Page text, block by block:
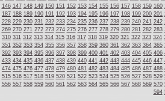
146 147 148 149 150 151 152 153 154 155 156 157 158 159 160
187 188 189 190 191 192 193 194 195 196 197 198 199 200 201
228 229 230 231 232 233 234 235 236 237 238 239 240 241 242
269 270 271 272 273 274 275 276 277 278 279 280 281 282 283
310 311 312 313 314 315 316 317 318 319 320 321 322 323 324
351 352 353 354 355 356 357 358 359 360 361 362 363 364 365
392 393 394 395 396 397 398 399 400 401 402 403 404 405 406
433 434 435 436 437 438 439 440 441 442 443 444 445 446 447
474 475 476 477 478 479 480 481 482 483 484 485 486 487 488
515 516 517 518 519 520 521 522 523 524 525 526 527 528 529
556 557 558 559 560 561 562 563 564 565 566 567 568 569 570
594